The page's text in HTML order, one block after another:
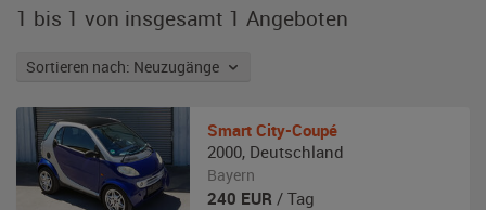
1 bis 1 von insgesamt 1 Angeboten
Sortieren nach: Neuzugänge
Smart City-Coupé
2000, Deutschland
Bayern
240 EUR / Tag